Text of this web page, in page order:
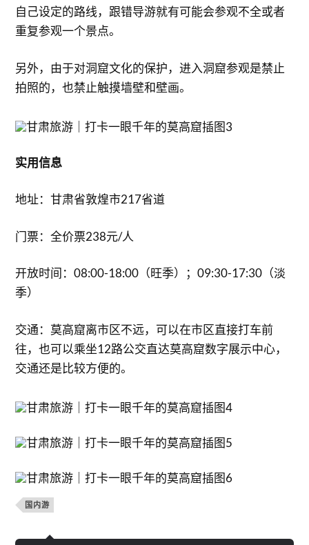
自己设定的路线，跟错导游就有可能会参观不全或者
重复参观一个景点。
另外，由于对洞窟文化的保护，进入洞窟参观是禁止
拍照的，也禁止触摸墙壁和壁画。
实用信息
地址：甘肃省敦煌市217省道
门票：全价票238元/人
开放时间：08:00-18:00（旺季）；09:30-17:30（淡
季）
交通：莫高窟离市区不远，可以在市区直接打车前
往，也可以乘坐12路公交直达莫高窟数字展示中心，
交通还是比较方便的。
国内游